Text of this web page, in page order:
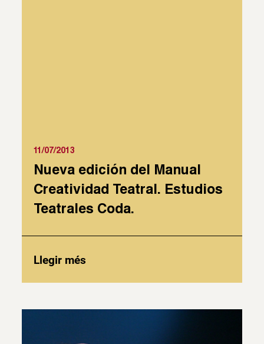
11/07/2013
Nueva edición del Manual
Creatividad Teatral. Estudios
Teatrales Coda.
Llegir més